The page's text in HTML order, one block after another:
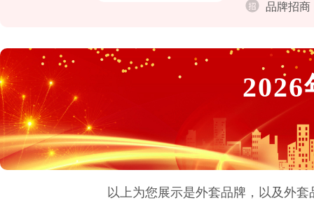
品牌招商
2026
以上为您展示是外套品牌，以及外套